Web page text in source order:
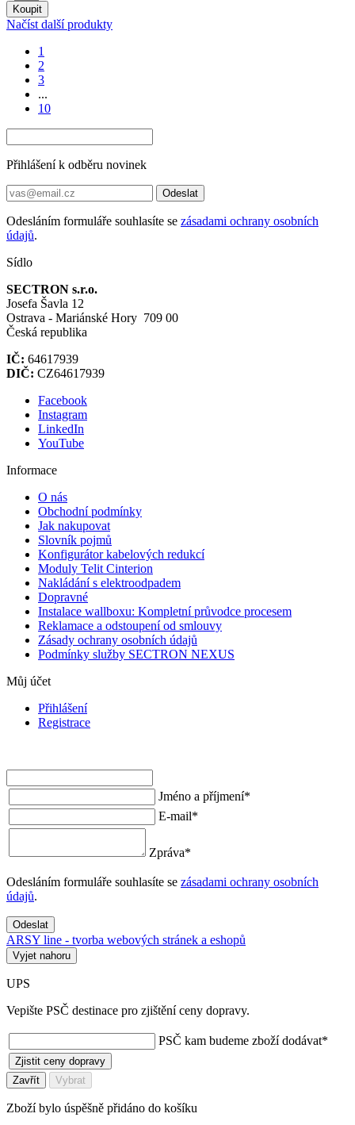
Koupit
Načíst další produkty
1
2
3
...
10
Přihlášení k odběru novinek
Odeslat
Odesláním formuláře souhlasíte se zásadami ochrany osobních
údajů.
Sídlo
SECTRON s.r.o.
Josefa Šavla 12
Ostrava - Mariánské Hory 709 00
Česká republika
IČ: 64617939
DIČ: CZ64617939
Facebook
Instagram
LinkedIn
YouTube
Informace
O nás
Obchodní podmínky
Jak nakupovat
Slovník pojmů
Konfigurátor kabelových redukcí
Moduly Telit Cinterion
Nakládání s elektroodpadem
Dopravné
Instalace wallboxu: Kompletní průvodce procesem
Reklamace a odstoupení od smlouvy
Zásady ochrany osobních údajů
Podmínky služby SECTRON NEXUS
Můj účet
Přihlášení
Registrace
Jméno a příjmení*
E-mail*
Zpráva*
Odesláním formuláře souhlasíte se zásadami ochrany osobních
údajů.
Odeslat
ARSY line - tvorba webových stránek a eshopů
Vyjet nahoru
UPS
Vepište PSČ destinace pro zjištění ceny dopravy.
PSČ kam budeme zboží dodávat*
Zjistit ceny dopravy
Zavřít
Vybrat
Zboží bylo úspěšně přidáno do košíku